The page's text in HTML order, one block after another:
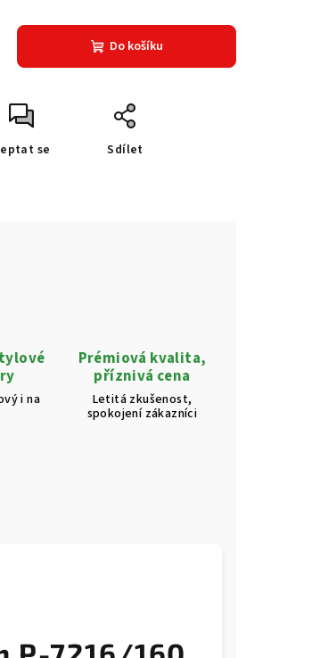
Do košíku
se Sdílet
i na
Prémiová kvalita,
příznivá cena
Letitá zkušenost,
spokojení zákazníci